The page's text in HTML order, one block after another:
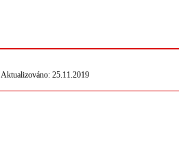
Aktualizováno: 25.11.2019